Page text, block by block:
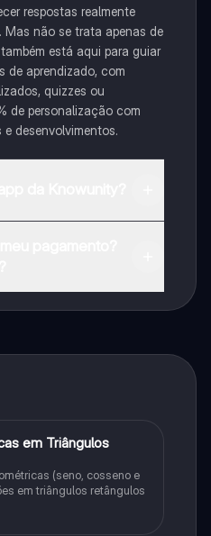
respostas realmente
não se trata apenas de
está aqui para guiar
de aprendizado, com
quizzes ou
de personalização com
desenvolvimentos.
em Triângulos
(seno, cosseno e
em triângulos retângulos